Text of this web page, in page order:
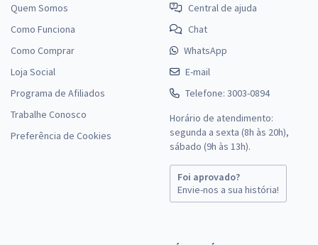
Quem Somos
Como Funciona
Como Comprar
Loja Social
Programa de Afiliados
Trabalhe Conosco
Preferência de Cookies
Central de ajuda
Chat
WhatsApp
E-mail
Telefone: 3003-0894
Horário de atendimento:
segunda a sexta (8h às 20h),
sábado (9h às 13h).
Foi aprovado?
Envie-nos a sua história!